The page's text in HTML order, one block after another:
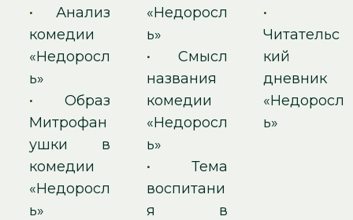
• Анализ
комедии
«Недоросл
ь»
• Образ
Митрофан
ушки в
комедии
«Недоросл
ь»
«Недоросл
ь»
• Смысл
названия
комедии
«Недоросл
ь»
• Тема
воспитани
я в
•
Читательс
кий
дневник
«Недоросл
ь»